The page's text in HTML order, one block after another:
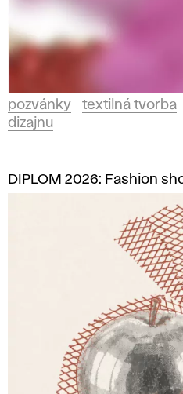
pozvánky textilná tvorba
dizajnu
DIPLOM 2026: Fashion